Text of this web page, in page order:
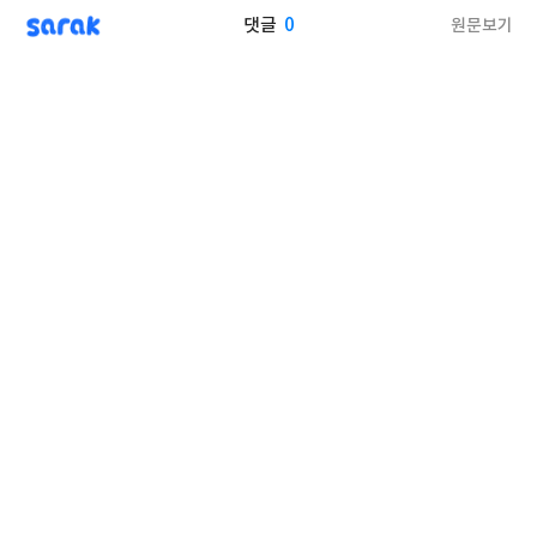
sarak 댓글 0 원문보기